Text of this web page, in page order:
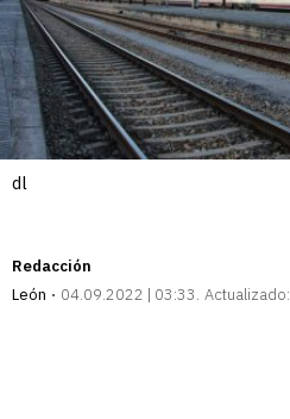
dl
Redacción
León
04.09.2022 | 03:33 Actualizado: